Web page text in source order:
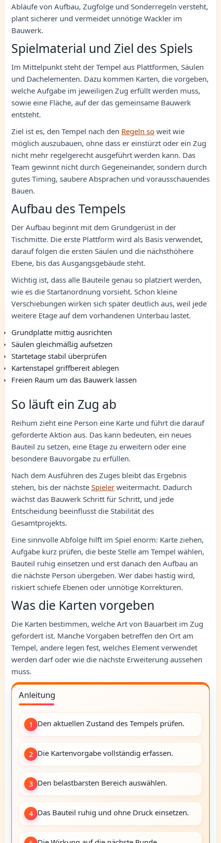
Abläufe von Aufbau, Zugfolge und Sonderregeln versteht,
plant sicherer und vermeidet unnötige Wackler im
Bauwerk.
Spielmaterial und Ziel des Spiels
Im Mittelpunkt steht der Tempel aus Plattformen, Säulen
und Dachelementen. Dazu kommen Karten, die vorgeben,
welche Aufgabe im jeweiligen Zug erfüllt werden muss,
sowie eine Fläche, auf der das gemeinsame Bauwerk
entsteht.
Ziel ist es, den Tempel nach den Regeln so weit wie
möglich auszubauen, ohne dass er einstürzt oder ein Zug
nicht mehr regelgerecht ausgeführt werden kann. Das
Team gewinnt nicht durch Gegeneinander, sondern durch
gutes Timing, saubere Absprachen und vorausschauendes
Bauen.
Aufbau des Tempels
Der Aufbau beginnt mit dem Grundgerüst in der
Tischmitte. Die erste Plattform wird als Basis verwendet,
darauf folgen die ersten Säulen und die nächsthöhere
Ebene, bis das Ausgangsgebäude steht.
Wichtig ist, dass alle Bauteile genau so platziert werden,
wie es die Startanordnung vorsieht. Schon kleine
Verschiebungen wirken sich später deutlich aus, weil jede
weitere Etage auf dem vorhandenen Unterbau lastet.
Grundplatte mittig ausrichten
Säulen gleichmäßig aufsetzen
Startetage stabil überprüfen
Kartenstapel griffbereit ablegen
Freien Raum um das Bauwerk lassen
So läuft ein Zug ab
Reihum zieht eine Person eine Karte und führt die darauf
geforderte Aktion aus. Das kann bedeuten, ein neues
Bauteil zu setzen, eine Etage zu erweitern oder eine
besondere Bauvorgabe zu erfüllen.
Nach dem Ausführen des Zuges bleibt das Ergebnis
stehen, bis der nächste Spieler weitermacht. Dadurch
wächst das Bauwerk Schritt für Schritt, und jede
Entscheidung beeinflusst die Stabilität des
Gesamtprojekts.
Eine sinnvolle Abfolge hilft im Spiel enorm: Karte ziehen,
Aufgabe kurz prüfen, die beste Stelle am Tempel wählen,
Bauteil ruhig einsetzen und erst danach den Aufbau an
die nächste Person übergeben. Wer dabei hastig wird,
riskiert schiefe Ebenen oder unnötige Korrekturen.
Was die Karten vorgeben
Die Karten bestimmen, welche Art von Bauarbeit im Zug
gefordert ist. Manche Vorgaben betreffen den Ort am
Tempel, andere legen fest, welches Element verwendet
werden darf oder wie die nächste Erweiterung aussehen
muss.
Anleitung
1 Den aktuellen Zustand des Tempels prüfen.
2 Die Kartenvorgabe vollständig erfassen.
3 Den belastbarsten Bereich auswählen.
4 Das Bauteil ruhig und ohne Druck einsetzen.